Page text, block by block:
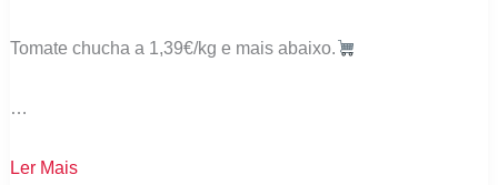
Tomate chucha a 1,39€/kg e mais abaixo.
…
Folheto
Ler Mais